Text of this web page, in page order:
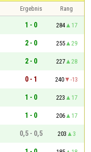
Ergebnis
Rang
1 - 0 284
17
2 - 0 255
29
2 - 0 227
28
0 - 1 240
-13
1 - 0 223
17
1 - 0 206
17
0,5 - 0,5 203
3